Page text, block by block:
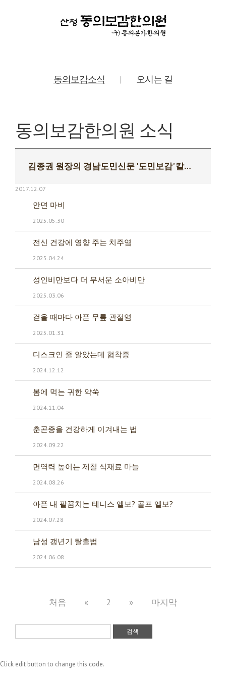
동의보감소식 | 오시는 길
동의보감한의원 소식
김종권 원장의 경남도민신문 '도민보감' 칼럼 연재
2017.12.07
안면 마비
2025.05.30
전신 건강에 영향 주는 치주염
2025.04.24
성인비만보다 더 무서운 소아비만
2025.03.06
걷을 때마다 아픈 무릎 관절염
2025.01.31
디스크인 줄 알았는데 협착증
2024.12.12
봄에 먹는 귀한 약쑥
2024.11.04
춘곤증을 건강하게 이겨내는 법
2024.09.22
면역력 높이는 제철 식재료 마늘
2024.08.26
아픈 내 팔꿈치는 테니스 엘보? 골프 엘보?
2024.07.28
남성 갱년기 탈출법
2024.06.08
처음 « 2 » 마지막
검색
Click edit button to change this code.